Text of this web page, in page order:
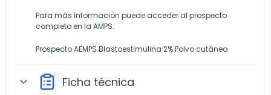
Para más información puede acceder al prospecto
completo en la AMPS.
Prospecto AEMPS Blastoestimulina 2% Polvo cutáneo.
expand_more Ficha técnica